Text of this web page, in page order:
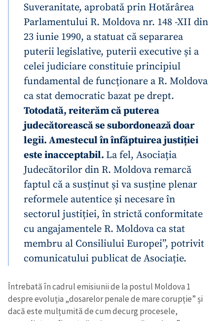
Suveranitate, aprobată prin Hotărârea
Parlamentului R. Moldova nr. 148 -XII din
23 iunie 1990, a statuat că separarea
puterii legislative, puterii executive și a
celei judiciare constituie principiul
fundamental de funcționare a R. Moldova
ca stat democratic bazat pe drept.
Totodată, reiterăm că puterea
judecătorească se subordonează doar
legii. Amestecul în înfăptuirea justiției
este inacceptabil. La fel, Asociația
Judecătorilor din R. Moldova remarcă
faptul că a susținut și va susține plenar
reformele autentice și necesare în
sectorul justiției, în strictă conformitate
cu angajamentele R. Moldova ca stat
membru al Consiliului Europei”, potrivit
comunicatului publicat de Asociație.
Întrebată în cadrul emisiunii de la postul Moldova 1
despre evoluția „dosarelor penale de mare corupție” și
dacă este mulțumită de cum decurg procesele,